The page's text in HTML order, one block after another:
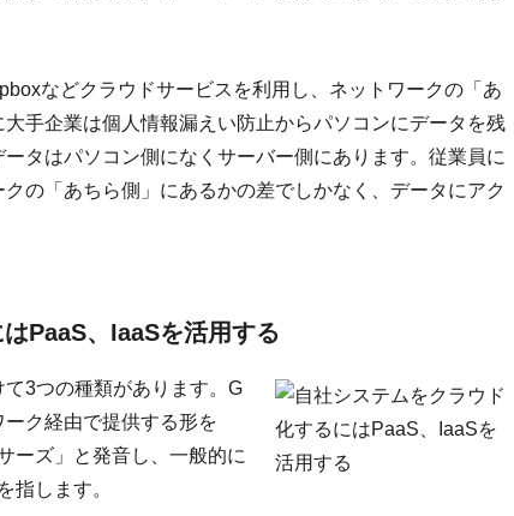
などクラウドサービスを利用し、ネットワークの「あ
手企業は個人情報漏えい防止からパソコンにデータを残
タはパソコン側になくサーバー側にあります。従業員に
の「あちら側」にあるかの差でしかなく、データにアク
PaaS、IaaSを活用する
3つの種類があります。G
ク経由で提供する形を
ーズ」と発音し、一般的に
指します。